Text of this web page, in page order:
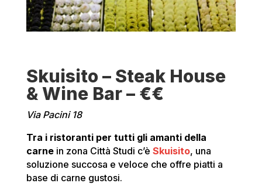
Skuisito – Steak House
& Wine Bar – €€
Via Pacini 18
Tra i ristoranti per tutti gli amanti della
carnein zona Città Studi c’è Skuisito, una
soluzione succosa e veloce che offre piatti a
base di carne gustosi.